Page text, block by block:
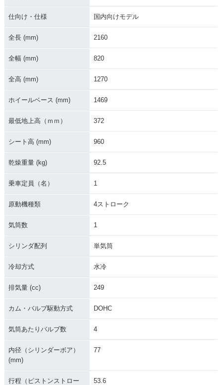
マイナーチェンジ
特別・限定仕様
2008年 KX250F・
マイナーチェンジ
マイナーチェンジ
2005年 KX250F・
マイナーチェンジ
2004年 KX250F・
新登場
仕向け・仕様 国内向けモデル
全長 (mm) 2160
全幅 (mm) 820
全高 (mm) 1270
ホイールベース (mm) 1469
最低地上高（ｍｍ） 372
シート高 (mm) 960
乾燥重量 (kg) 92.5
乗車定員（名） 1
原動機種類 4ストローク
気筒数 1
シリンダ配列 単気筒
冷却方式 水冷
排気量 (cc) 249
カム・バルブ駆動方式 DOHC
気筒あたりバルブ数 4
内径（シリンダーボア）
(mm)
77
行程（ピストンストロー 53.6